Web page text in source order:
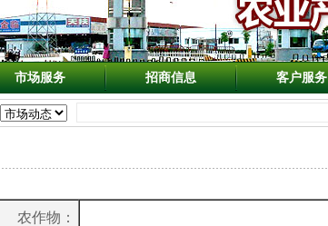
市场服务 招商信息 客户服务
农作物：